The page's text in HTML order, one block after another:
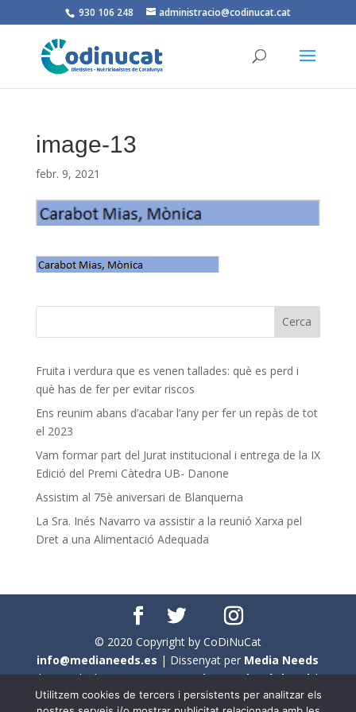
930 106 248 administracio@codinucat.cat
image-13
febr. 9, 2021
Fruita i verdura que es venen tallades: què es perd i
què has de fer per evitar riscos
Ens reunim abans d’acabar l’any per fer un repàs de tot
el 2023
Vam formar part del Jurat institucional i entrega de la IX
Edició del Premi Càtedra UB- Danone
Assistim al 75è aniversari de Blanquerna
La Sra. Inés Navarro va assistir a la reunió Xarxa pel
Dret a una Alimentació Adequada
© 2020 Copyright by CoDiNuCat
info@medianeeds.es | Dissenyat per Media Needs
| Tots els drets reservats aCoDiNuCat |Avís legal|
Avís per cookies
Utilitzem cookies de tercers i persistents per analitzar els